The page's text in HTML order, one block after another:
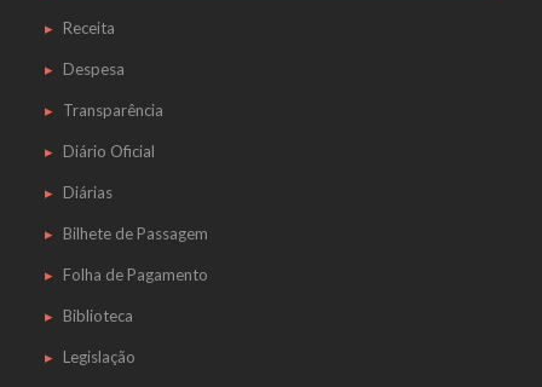
Receita
Despesa
Transparência
Diário Oficial
Diárias
Bilhete de Passagem
Folha de Pagamento
Biblioteca
Legislação